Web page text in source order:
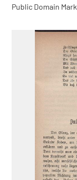
Public Domain Mark